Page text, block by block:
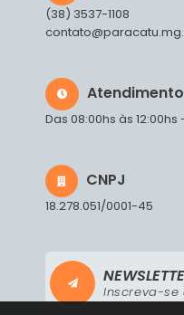
(38) 3537-1108
Atendimento
Das 08:00hs às 12:00hs
CNPJ
18.278.051/0001-45
Inscreva-se